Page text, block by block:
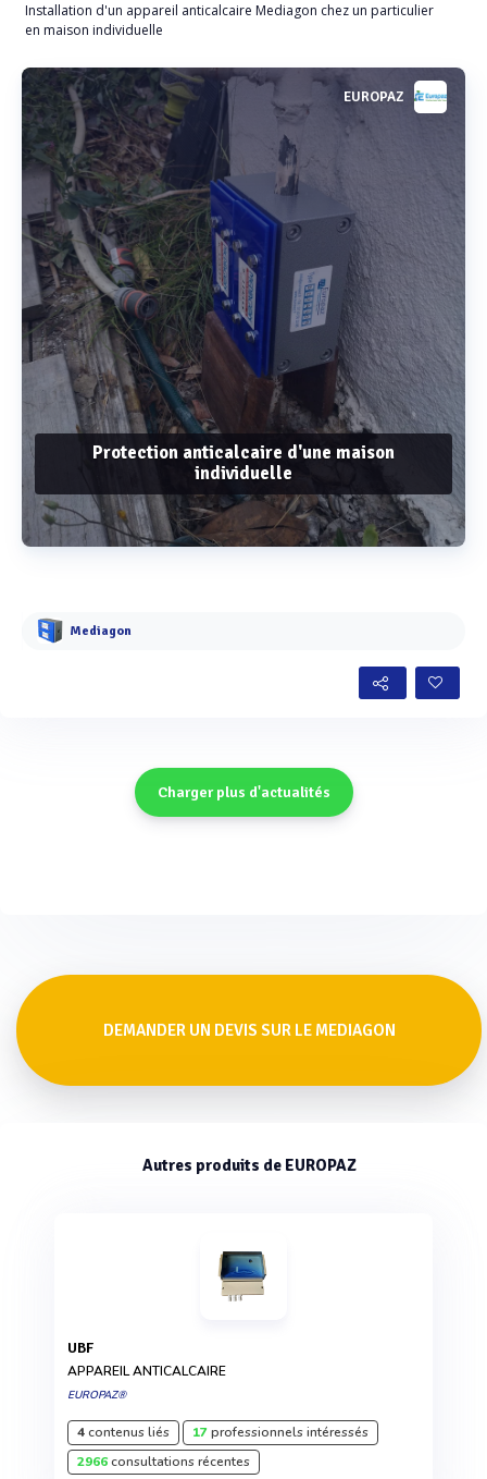
Installation d'un appareil anticalcaire Mediagon chez un particulier
en maison individuelle
EUROPAZ
Protection anticalcaire d'une maison
individuelle
Mediagon
Charger plus d'actualités
DEMANDER UN DEVIS SUR LE MEDIAGON
Autres produits de EUROPAZ
UBF
APPAREIL ANTICALCAIRE
EUROPAZ®
4contenus liés 17professionnels intéressés
2966consultations récentes